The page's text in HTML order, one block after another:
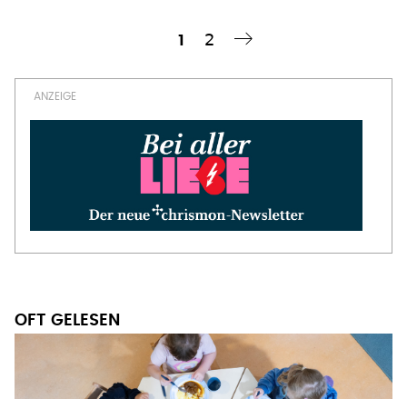
Aktuelle
1 Seite
2
OFT GELESEN